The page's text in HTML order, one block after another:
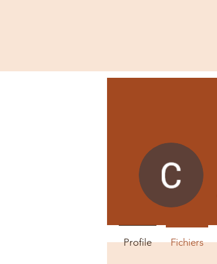
Profile Fichiers